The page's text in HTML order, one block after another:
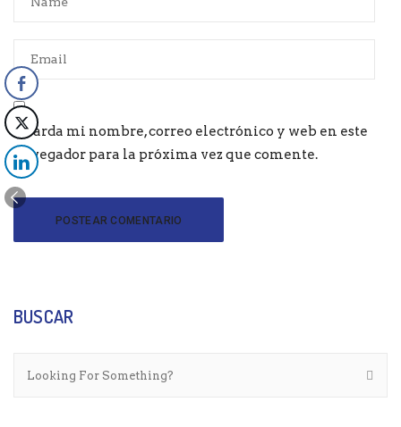
Guarda mi nombre, correo electrónico y web en este
navegador para la próxima vez que comente.
BUSCAR